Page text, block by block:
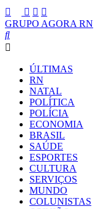
GRUPO AGORA RN
ÚLTIMAS
RN
NATAL
POLÍTICA
POLÍCIA
ECONOMIA
BRASIL
SAÚDE
ESPORTES
CULTURA
SERVIÇOS
MUNDO
COLUNISTAS